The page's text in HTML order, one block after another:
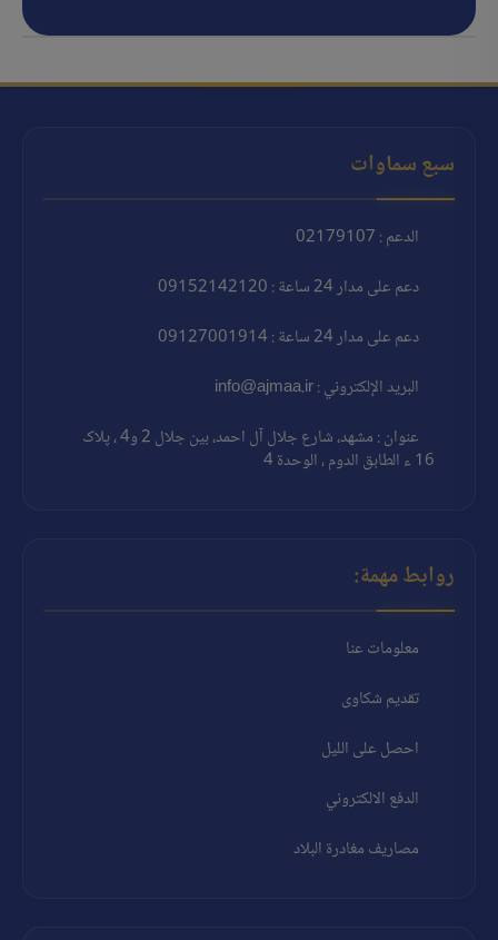
سبع سماوات
الدعم : 02179107
دعم على مدار 24 ساعة : 09152142120
دعم على مدار 24 ساعة : 09127001914
البريد الإلكتروني : info@ajmaa.ir
عنوان : مشهد، شارع جلال آل احمد، بين جلال 2 و4 ، پلاک
16 ء الطابق الدوم ، الوحدة 4
روابط مهمة:
معلومات عنا
تقديم شكاوى
احصل على الليل
الدفع الالكتروني
مصاريف مغادرة البلاد